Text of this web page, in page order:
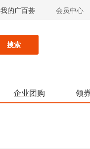
我的广百荟 会员中心
搜索
企业团购 领